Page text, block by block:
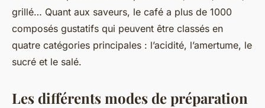
grillé… Quant aux saveurs, le café a plus de 1000
composés gustatifs qui peuvent être classés en
quatre catégories principales : l’acidité, l’amertume, le
sucré et le salé.
Les différents modes de préparation